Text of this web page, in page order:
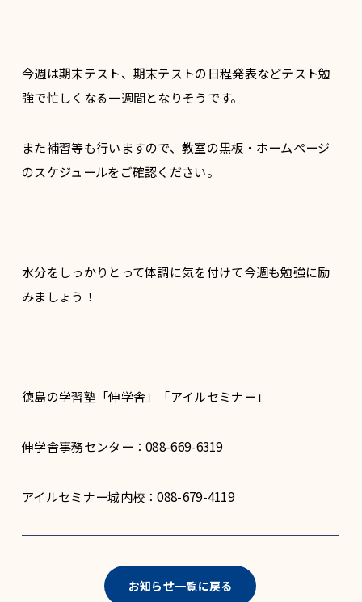
今週は期末テスト、期末テストの日程発表などテスト勉
強で忙しくなる一週間となりそうです。
また補習等も行いますので、教室の黒板・ホームページ
のスケジュールをご確認ください。
水分をしっかりとって体調に気を付けて今週も勉強に励
みましょう！
徳島の学習塾「伸学舎」「アイルセミナー」
伸学舎事務センター：088-669-6319
アイルセミナー城内校：088-679-4119
お知らせ一覧に戻る